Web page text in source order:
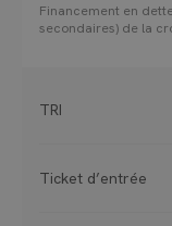
Financement en
secondaires) de la
TRI
Ticket d’entrée